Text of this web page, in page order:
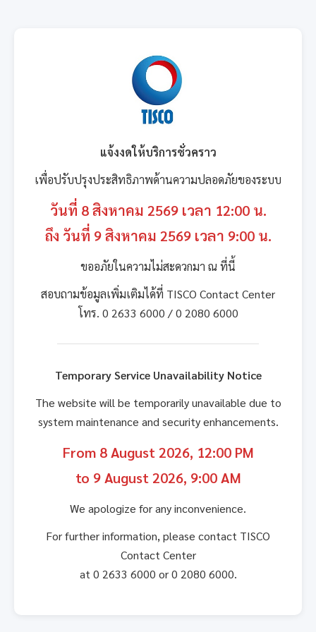
แจ้งงดให้บริการชั่วคราว
เพื่อปรับปรุงประสิทธิภาพด้านความปลอดภัยของระบบ
วันที่ 8 สิงหาคม 2569 เวลา 12:00 น.
ถึง วันที่ 9 สิงหาคม 2569 เวลา 9:00 น.
ขออภัยในความไม่สะดวกมา ณ ที่นี้
สอบถามข้อมูลเพิ่มเติมได้ที่ TISCO Contact Center
โทร. 0 2633 6000 / 0 2080 6000
Temporary Service Unavailability Notice
The website will be temporarily unavailable due to
system maintenance and security enhancements.
From 8 August 2026, 12:00 PM
to 9 August 2026, 9:00 AM
We apologize for any inconvenience.
For further information, please contact TISCO
Contact Center
at 0 2633 6000 or 0 2080 6000.